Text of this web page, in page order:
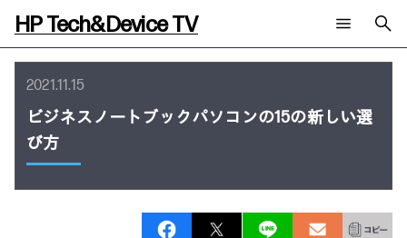
HP Tech&Device TV
全てのコンテンツ
チャンネル
AIの進化と活用事例
AIワークステーション
メールニュース会員登録
HP Tech&Device TV 内のコンテンツを検索します。
2021.11.15
ビジネスノートブックパソコンの15の新しい選
び方